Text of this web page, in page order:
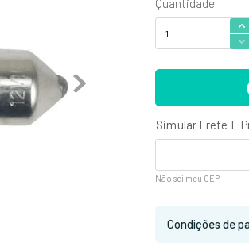
Não sei meu CEP
Condições de